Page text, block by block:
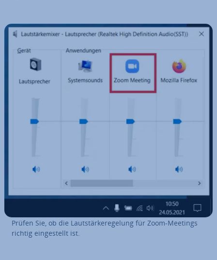
Prüfen Sie, ob die Laut­stär­ke­re­ge­lung für Zoom-Meetings
richtig ein­ge­stellt ist.